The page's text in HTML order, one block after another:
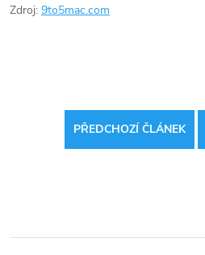
Zdroj: 9to5mac.com
PŘEDCHOZÍ ČLÁNEK